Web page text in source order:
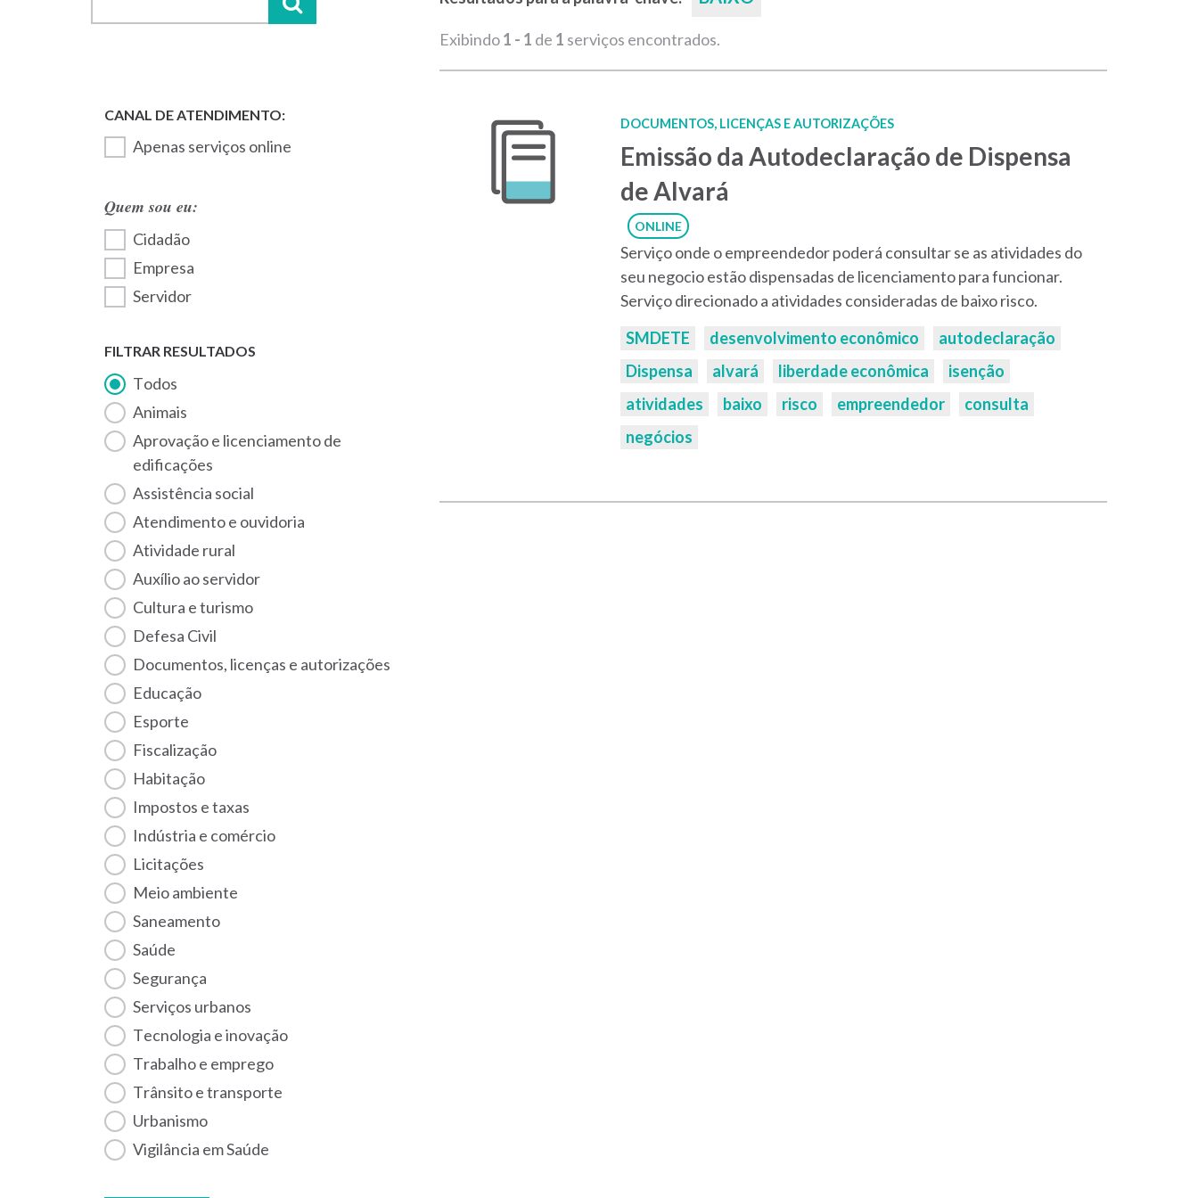
Apenas serviços online
Quem sou eu:
Cidadão
Empresa
Servidor
FILTRAR RESULTADOS
Todos
Animais
Aprovação e licenciamento de
edificações
Assistência social
Atendimento e ouvidoria
Atividade rural
Auxílio ao servidor
Cultura e turismo
Defesa Civil
Documentos, licenças e autorizações
Educação
Esporte
Fiscalização
habitação
Impostos e taxas
Indústria e comércio
Licitações
Meio ambiente
Saneamento
Saúde
Segurança
Serviços urbanos
Tecnologia e inovação
Trabalho e emprego
Trânsito e transporte
Urbanismo
Vigilância em Saúde
Exibindo1 - 1 de 1 serviços encontrados.
DOCUMENTOS, LICENÇAS E AUTORIZAÇÕES
Emissão da Autodeclaração de Dispensa
de Alvará
ONLINE
Serviço onde o empreendedor poderá consultar se as atividades do
seu negocio estão dispensadas de licenciamento para funcionar.
Serviço direcionado a atividades consideradas de baixo risco.
Palavras-
chaves:
SMDETE desenvolvimento econômico
autodeclaração
Dispensa
alvará liberdade econômica
isenção
atividades
baixo risco empreendedor
consulta
negócios